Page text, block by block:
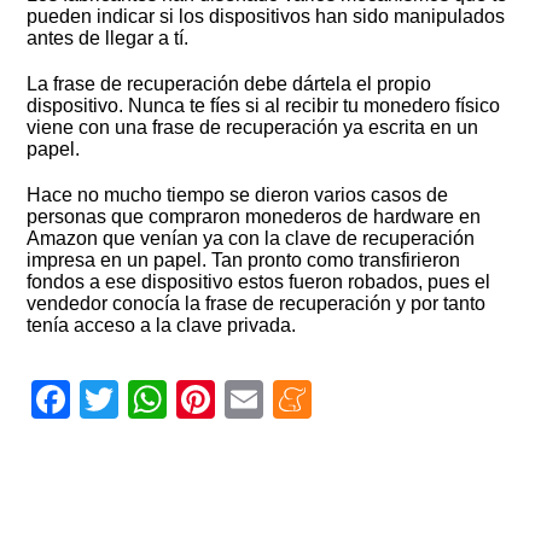
pueden indicar si los dispositivos han sido manipulados
antes de llegar a tí.
La frase de recuperación debe dártela el propio
dispositivo. Nunca te fíes si al recibir tu monedero físico
viene con una frase de recuperación ya escrita en un
papel.
Hace no mucho tiempo se dieron varios casos de
personas que compraron monederos de hardware en
Amazon que venían ya con la clave de recuperación
impresa en un papel. Tan pronto como transfirieron
fondos a ese dispositivo estos fueron robados, pues el
vendedor conocía la frase de recuperación y por tanto
tenía acceso a la clave privada.
Facebook
Twitter
WhatsApp
Pinterest
Email